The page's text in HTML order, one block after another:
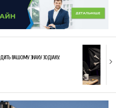
ВАШОМУ ЗНАКУ ЗОДІАКУ: